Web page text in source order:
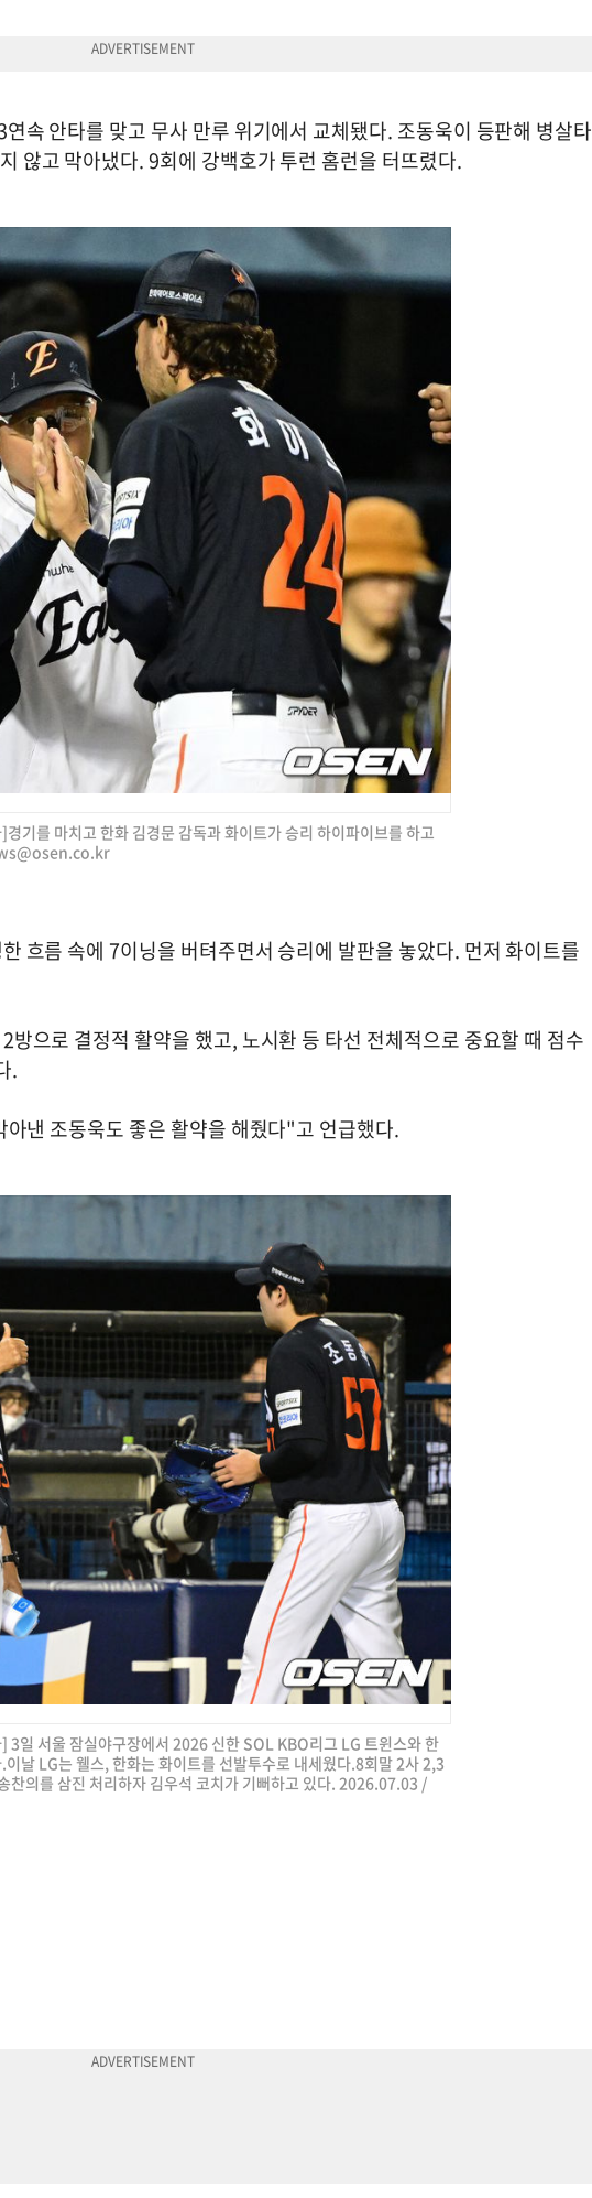
속 안타를 맞고 무사 만루 위기에서 교체됐다. 조동욱이 등판해 병살타
않고 막아냈다. 9회에 강백호가 투런 홈런을 터뜨렸다.
기를 마치고 한화 김경문 감독과 화이트가 승리 하이파이브를 하고
흐름 속에 7이닝을 버텨주면서 승리에 발판을 놓았다. 먼저 화이트를
으로 결정적 활약을 했고, 노시환 등 타선 전체적으로 중요할 때 점수
.
낸 조동욱도 좋은 활약을 해줬다"고 언급했다.
3일 서울 잠실야구장에서 2026 신한 SOL KBO리그 LG 트윈스와 한
날 LG는 웰스, 한화는 화이트를 선발투수로 내세웠다.8회말 2사 2,3
찬의를 삼진 처리하자 김우석 코치가 기뻐하고 있다. 2026.07.03 /